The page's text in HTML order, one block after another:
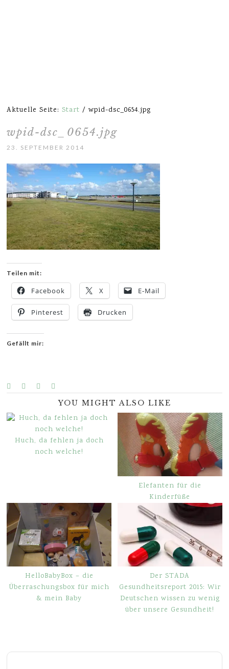
Aktuelle Seite:Start / wpid-dsc_0654.jpg
wpid-dsc_0654.jpg
23. SEPTEMBER 2014
Teilen mit:
Facebook X E-Mail
Pinterest Drucken
Gefällt mir:
YOU MIGHT ALSO LIKE
Huch, da fehlen ja doch
noch welche!
Elefanten für die
Kinderfüße
HelloBabyBox – die
Überraschungsbox für mich
& mein Baby
Der STADA
Gesundheitsreport 2015: Wir
Deutschen wissen zu wenig
über unsere Gesundheit!